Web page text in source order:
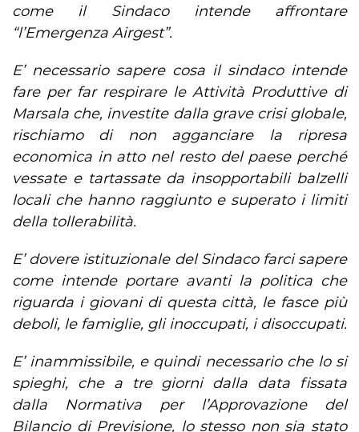
come il Sindaco intende affrontare
“l’Emergenza Airgest”.
E’ necessario sapere cosa il sindaco intende
fare per far respirare le Attività Produttive di
Marsala che, investite dalla grave crisi globale,
rischiamo di non agganciare la ripresa
economica in atto nel resto del paese perché
vessate e tartassate da insopportabili balzelli
locali che hanno raggiunto e superato i limiti
della tollerabilità.
E’ dovere istituzionale del Sindaco farci sapere
come intende portare avanti la politica che
riguarda i giovani di questa città, le fasce più
deboli, le famiglie, gli inoccupati, i disoccupati.
E’ inammissibile, e quindi necessario che lo si
spieghi, che a tre giorni dalla data fissata
dalla Normativa per l’Approvazione del
Bilancio di Previsione, lo stesso non sia stato